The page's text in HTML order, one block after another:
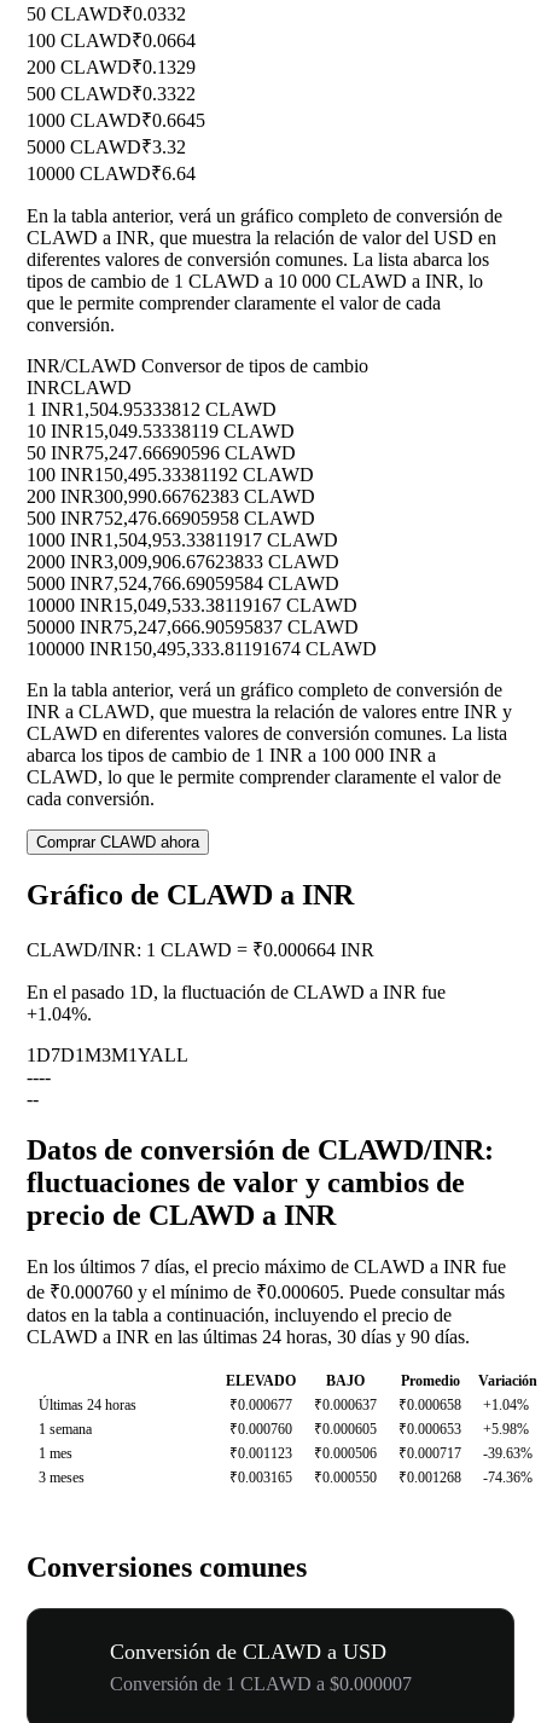
50 CLAWD₹0.0332
100 CLAWD₹0.0664
200 CLAWD₹0.1329
500 CLAWD₹0.3322
1000 CLAWD₹0.6645
5000 CLAWD₹3.32
10000 CLAWD₹6.64
En la tabla anterior, verá un gráfico completo de conversión de
CLAWD a INR, que muestra la relación de valor del USD en
diferentes valores de conversión comunes. La lista abarca los
tipos de cambio de 1 CLAWD a 10 000 CLAWD a INR, lo
que le permite comprender claramente el valor de cada
conversión.
INR/CLAWD Conversor de tipos de cambio
INRCLAWD
1 INR1,504.95333812 CLAWD
10 INR15,049.53338119 CLAWD
50 INR75,247.66690596 CLAWD
100 INR150,495.33381192 CLAWD
200 INR300,990.66762383 CLAWD
500 INR752,476.66905958 CLAWD
1000 INR1,504,953.33811917 CLAWD
2000 INR3,009,906.67623833 CLAWD
5000 INR7,524,766.69059584 CLAWD
10000 INR15,049,533.38119167 CLAWD
50000 INR75,247,666.90595837 CLAWD
100000 INR150,495,333.81191674 CLAWD
En la tabla anterior, verá un gráfico completo de conversión de
INR a CLAWD, que muestra la relación de valores entre INR y
CLAWD en diferentes valores de conversión comunes. La lista
abarca los tipos de cambio de 1 INR a 100 000 INR a
CLAWD, lo que le permite comprender claramente el valor de
cada conversión.
Comprar CLAWD ahora
Gráfico de CLAWD a INR
CLAWD/INR: 1 CLAWD = ₹0.000664 INR
En el pasado 1D, la fluctuación de CLAWD a INR fue
+1.04%.
1D7D1M3M1YALL
----
--
Datos de conversión de CLAWD/INR:
fluctuaciones de valor y cambios de
precio de CLAWD a INR
En los últimos 7 días, el precio máximo de CLAWD a INR fue
de ₹0.000760 y el mínimo de ₹0.000605. Puede consultar más
datos en la tabla a continuación, incluyendo el precio de
CLAWD a INR en las últimas 24 horas, 30 días y 90 días.
ELEVADO BAJO Promedio
Variación
Últimas 24 horas
₹0.000677 ₹0.000637 ₹0.000658
+1.04%
1 semana
₹0.000760 ₹0.000605 ₹0.000653
+5.98%
1 mes
₹0.001123 ₹0.000506 ₹0.000717
-39.63%
3 meses
₹0.003165 ₹0.000550 ₹0.001268 -74.36%
Conversiones comunes
Conversión de CLAWD a USD
Conversión de 1 CLAWD a $0.000007